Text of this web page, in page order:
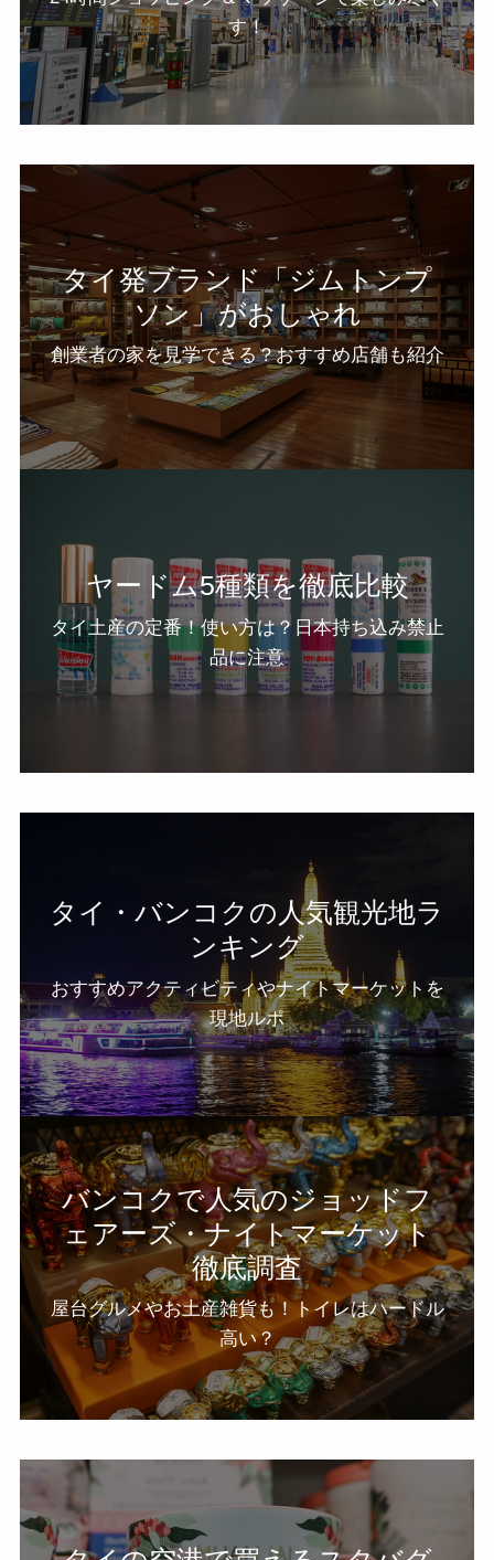
す！
タイ発ブランド「ジムトンプ
ソン」がおしゃれ
創業者の家を見学できる？おすすめ店舗も紹介
ヤードム5種類を徹底比較
タイ土産の定番！使い方は？日本持ち込み禁止
品に注意
タイ・バンコクの人気観光地ラ
ンキング
おすすめアクティビティやナイトマーケットを
現地ルポ
バンコクで人気のジョッドフ
ェアーズ・ナイトマーケット
徹底調査
屋台グルメやお土産雑貨も！トイレはハードル
高い？